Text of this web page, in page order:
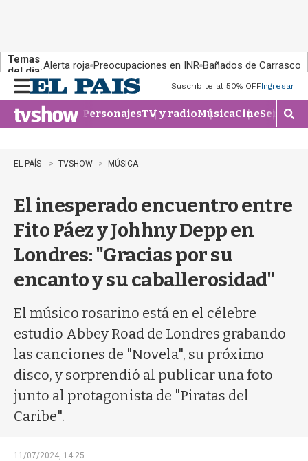
Temas
del día:Alerta roja Preocupaciones en INR Bañados de Carrasco
n
u
Suscribite al 50% OFFIngresar
PersonajesTV y radioMúsicaCineSeries
M
o
r
b
EL PAÍS TVSHOW MÚSICA
El inesperado encuentro entre
Fito Páez y Johhny Depp en
Londres: "Gracias por su
encanto y su caballerosidad"
El músico rosarino está en el célebre
estudio Abbey Road de Londres grabando
las canciones de "Novela", su próximo
disco, y sorprendió al publicar una foto
junto al protagonista de "Piratas del
Caribe".
11/07/2024, 14:25